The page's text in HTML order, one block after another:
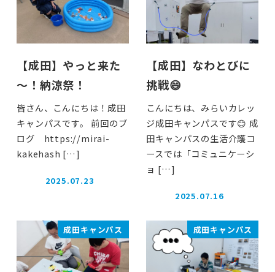
【成田】やっと来た
～！納涼祭！
皆さん、こんにちは！成田
キャンパスです。 前回のブ
ログ https://mirai-
kakehash […]
投稿日
2025.07.23
【成田】なわとびに
挑戦😄
こんにちは、みらいカレッ
ジ成田キャンパスです😊 成
田キャンパスの生活介護コ
ースでは「コミュニケーシ
ョ […]
投稿日
2025.07.16
成田キャンパス 成田キャンパス